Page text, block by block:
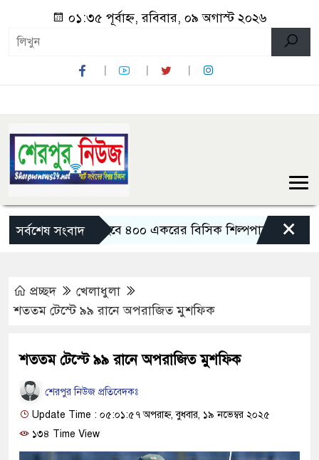
০১:৩৫ পূর্বাহ্ন, রবিবার, ০৯ অগাস্ট ২০২৬
সর্বশেষ সংবাদ
তৈরি হবে ৪০০ একরের বিসিক শিল্পপার্ক: বাণিজ্যমন্ত্রী×
প্রচ্ছদ
খেলাধুলা
শততম টেস্টে ৯৯ রানে অপরাজিত মুশফিক
শততম টেস্টে ৯৯ রানে অপরাজিত মুশফিক
শেরপুর নিউজ প্রতিবেদকঃ
Update Time : ০৫:০১:৫৭ অপরাহ্ন, বুধবার, ১৯ নভেম্বর ২০২৫
১৩৪ Time View